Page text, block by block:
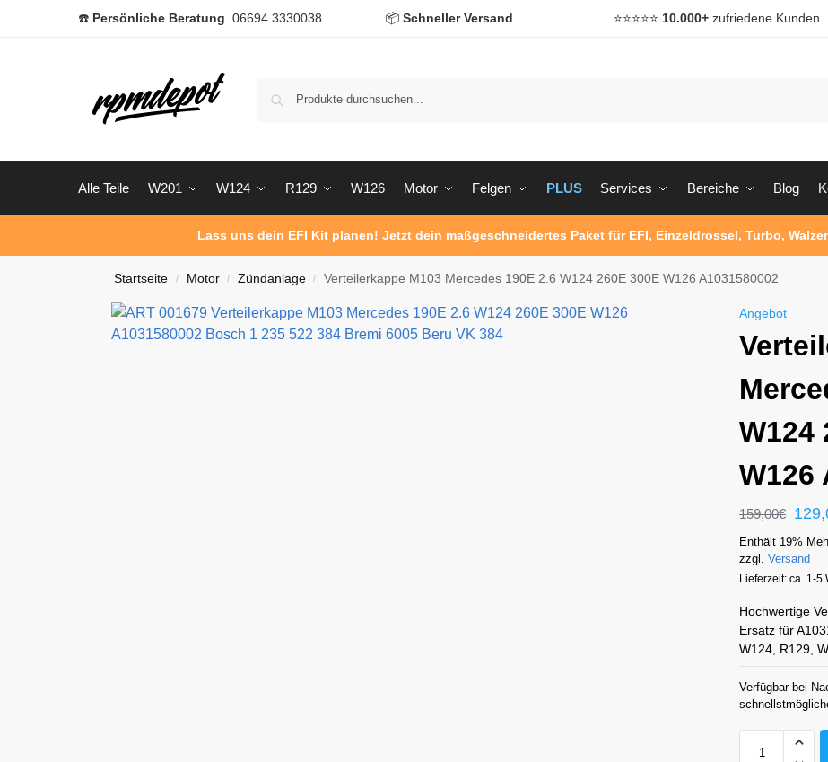
☎️ Persönliche Beratung 06694 3330038 📦 Schneller Versand ⭐️⭐️⭐️⭐️⭐️ 10.000+ zufriedene Kunden
Alle Teile W201 W124 R129 W126 Motor Felgen PLUS Services Bereiche Blog
Lass uns dein EFI Kit planen! Jetzt dein maßgeschneidertes Paket für EFI, Einzeldrossel, Turbo,
Startseite / Motor / Zündanlage / Verteilerkappe M103 Mercedes 190E 2.6 W124 260E 300E W126 A1031580002
Angebot
W124
W126
159,00€
Enthält 19%
zzgl.Versand
Lieferzeit: ca. 1-5
Hochwertige
Ersatz für
W124, R129,
Verfügbar bei